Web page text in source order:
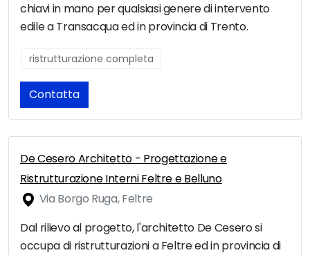
chiavi in mano per qualsiasi genere di intervento
edile a Transacqua ed in provincia di Trento.
ristrutturazione completa
Contatta
De Cesero Architetto - Progettazione e
Ristrutturazione Interni Feltre e Belluno
Via Borgo Ruga, Feltre
Dal rilievo al progetto, l'architetto De Cesero si
occupa di ristrutturazioni a Feltre ed in provincia di